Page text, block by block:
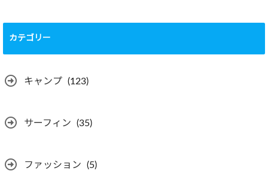
カテゴリー
キャンプ (123)
サーフィン (35)
ファッション (5)